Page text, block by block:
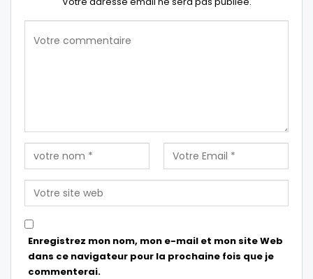
Enregistrez mon nom, mon e-mail et mon site Web
dans ce navigateur pour la prochaine fois que je
commenterai.